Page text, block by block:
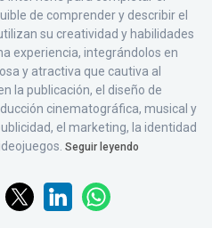
de comprender y describir el
su creatividad y habilidades
experiencia, integrándolos en
y atractiva que cautiva al
la publicación, el diseño de
cinematográfica, musical y
el marketing, la identidad
Seguir leyendo